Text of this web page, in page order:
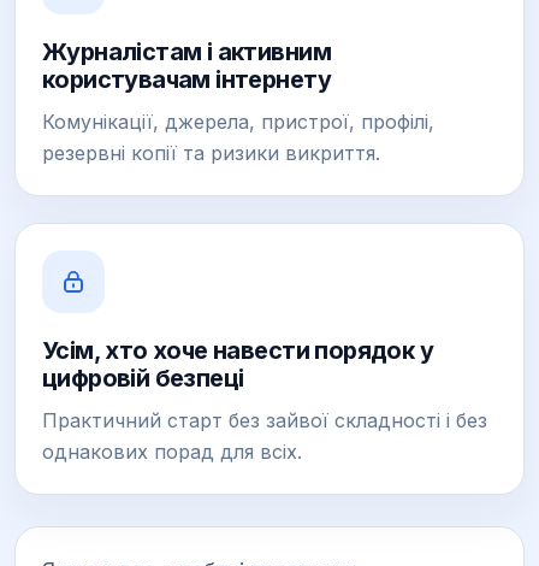
Журналістам і активним
користувачам інтернету
Комунікації, джерела, пристрої, профілі,
резервні копії та ризики викриття.
Усім, хто хоче навести порядок у
цифровій безпеці
Практичний старт без зайвої складності і без
однакових порад для всіх.